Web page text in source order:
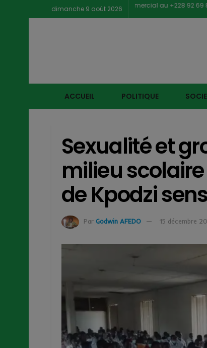
dimanche 9 août 2026
Contacter notre service commercial au +228 92 69 88 33
ACCUEIL POLITIQUE
Sexualité et
milieu scolaire
de Kpodzi
Par Godwin AFEDO 15 décembre